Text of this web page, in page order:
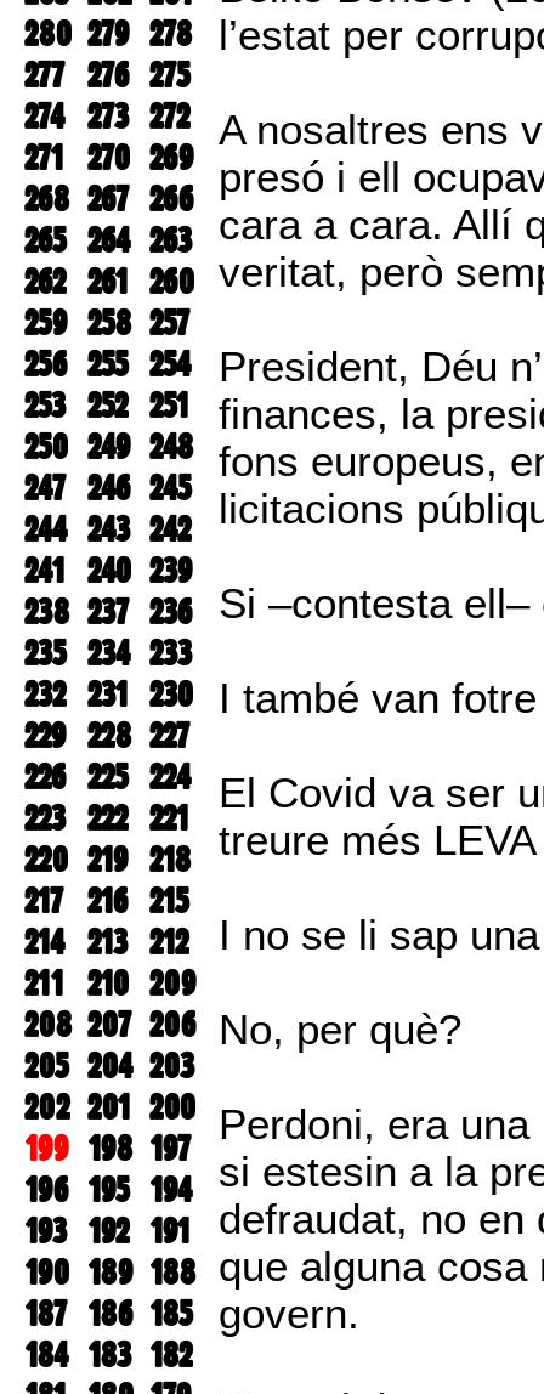
280 279 278
277 276 275
274 273 272
271 270 269
268 267 266
265 264 263
262 261 260
259 258 257
256 255 254
253 252 251
250 249 248
247 246 245
244 243 242
241 240 239
238 237 236
235 234 233
232 231 230
229 228 227
226 225 224
223 222 221
220 219 218
217 216 215
214 213 212
211 210 209
208 207 206
205 204 203
202 201 200
199 198 197
196 195 194
193 192 191
190 189 188
187 186 185
184 183 182
l’estat per
A nosaltres ens
presó i ell
cara a cara. Allí
veritat, però
President, Déu
finances, la
fons europeus,
licitacions
Si –contesta
I també van
El Covid va ser
treure més
I no se li sap
No, per què?
Perdoni, era
si estesin a la
defraudat, no en
que alguna
govern.